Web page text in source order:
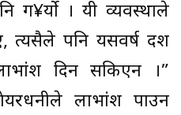
ग¥र्यो । यी व्यवस्थाले
त्यसैले पनि यसवर्ष दशैं
दिन सकिएन ।”
लाभांश पाउन